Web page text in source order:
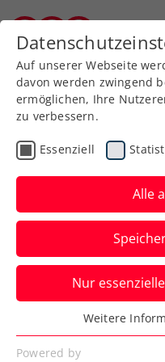
Zurück zur
Turniere
ÖTV
Maislinger
Pörtschach
Niklas Maislinger
/WienInvest
Titel beim
Pörtschach. Auch
einem Finaleinzug
Auf unserer Webseite
davon werden zwingend
ermöglichen, Ihre
zu verbessern.
Essenziell
Alle
Nur
Essenziell
Essenzielle Cookies
Weitere
Powered by